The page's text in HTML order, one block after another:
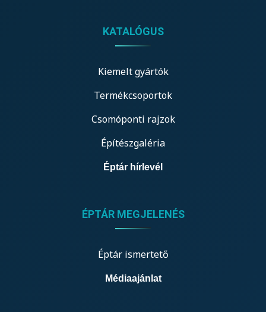
KATALÓGUS
Kiemelt gyártók
Termékcsoportok
Csomóponti rajzok
Építészgaléria
Éptár hírlevél
ÉPTÁR MEGJELENÉS
Éptár ismertető
Médiaajánlat